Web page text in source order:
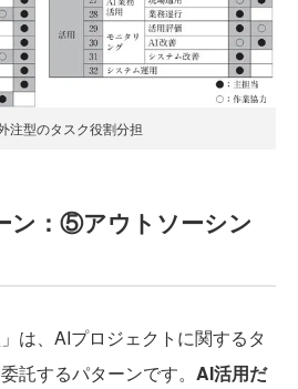
注型のタスク役割分担
ン：⑤アウトソーシン
は、AIプロジェクトに関するタ
託するパターンです。 AI活用だ